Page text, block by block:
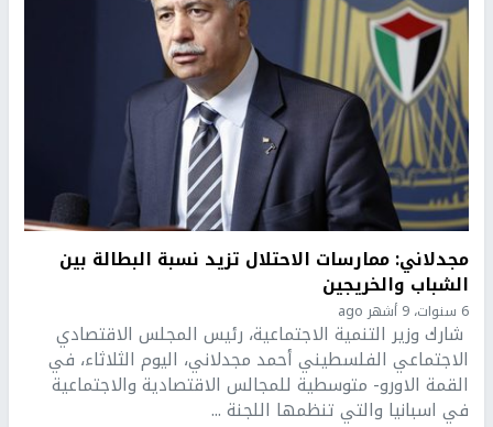
مجدلاني: ممارسات الاحتلال تزيد نسبة البطالة بين
الشباب والخريجين
6 سنوات، 9 أشهر ago
شارك وزير التنمية الاجتماعية، رئيس المجلس الاقتصادي
الاجتماعي الفلسطيني أحمد مجدلاني، اليوم الثلاثاء، في
القمة الاورو- متوسطية للمجالس الاقتصادية والاجتماعية
في اسبانيا والتي تنظمها اللجنة ...